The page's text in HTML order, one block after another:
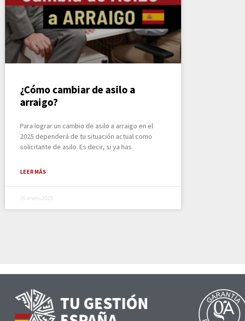
¿Cómo cambiar de asilo a
arraigo?
Para lograr un cambio de asilo a arraigo en el
2025 dependerá de tu situación actual como
solicitante de asilo. Es decir, si ya has
LEER MÁS
26 enero 2025